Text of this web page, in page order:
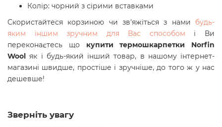
Колір: чорний з сірими вставками
Скористайтеся корзиною чи зв'яжіться з нами будь-
яким іншим зручним для Вас способом і Ви
переконаєтесь що купити термошкарпетки Norfin
Woolяк і будь-який інший товар, в нашому інтернет-
магазині швидше, простіше і зручніше, до того ж у нас
дешевше!
Зверніть увагу